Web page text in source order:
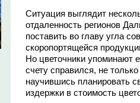
Ситуация выглядит
отдаленность регионов
поставить во главу угла
скоропортящейся
Но цветочники упоминают
счету справился, не
научившись планировать
издержки в стоимость